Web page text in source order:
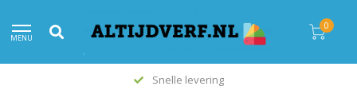
MENU
0
Snelle levering